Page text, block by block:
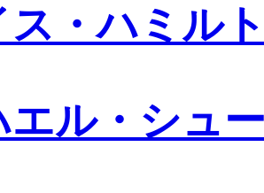
ス・ハミル
エル・シュ